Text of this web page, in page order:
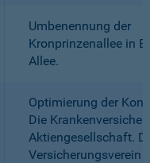
Umbenennung der
Kronprinzenallee in
Allee.
Optimierung der
Die
Aktiengesellschaft.
Versicherungsverein